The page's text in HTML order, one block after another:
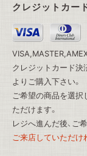
クレジットカー
クレジットカード決
よりご購入下さい。
ご希望の商品を選択
ただけます。
レジへ進んだ後、ご
ご来店していただけ